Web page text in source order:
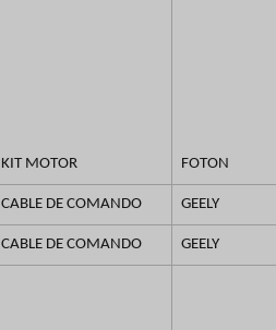
KIT MOTOR FOTON
CABLE DE COMANDO GEELY
CABLE DE COMANDO GEELY